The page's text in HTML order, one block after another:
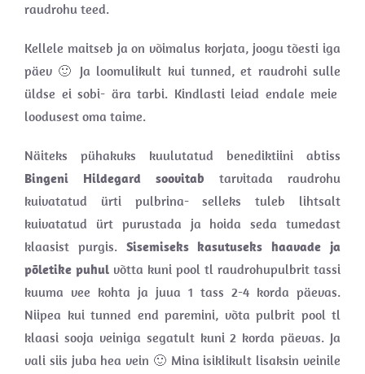
raudrohu teed.
Kellele maitseb ja on võimalus korjata, joogu tõesti iga
päev 🙂 Ja loomulikult kui tunned, et raudrohi sulle
üldse ei sobi- ära tarbi. Kindlasti leiad endale meie
loodusest oma taime.
Näiteks pühakuks kuulutatud benediktiini abtiss
Bingeni Hildegard soovitab tarvitada raudrohu
kuivatatud ürti pulbrina- selleks tuleb lihtsalt
kuivatatud ürt purustada ja hoida seda tumedast
klaasist purgis. Sisemiseks kasutuseks haavade ja
põletike puhul võtta kuni pool tl raudrohupulbrit tassi
kuuma vee kohta ja juua 1 tass 2-4 korda päevas.
Niipea kui tunned end paremini, võta pulbrit pool tl
klaasi sooja veiniga segatult kuni 2 korda päevas. Ja
vali siis juba hea vein 🙂 Mina isiklikult lisaksin veinile